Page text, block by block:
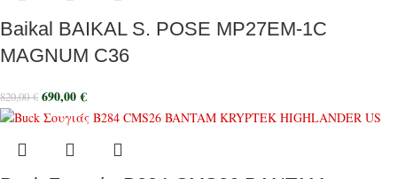
Baikal BAIKAL S. POSE MP27EM-1C
MAGNUM C36
820,00€ 690,00€